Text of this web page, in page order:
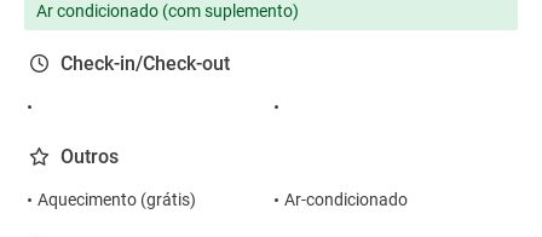
Ar condicionado (com suplemento)
Check-in/Check-out
Outros
Aquecimento (grátis) Ar-condicionado